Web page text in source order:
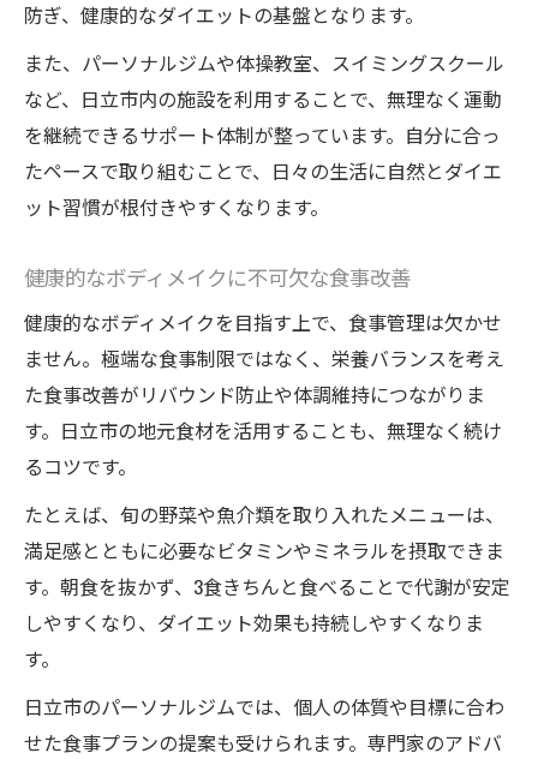
防ぎ、健康的なダイエットの基盤となります。
また、パーソナルジムや体操教室、スイミングスクール
など、日立市内の施設を利用することで、無理なく運動
を継続できるサポート体制が整っています。自分に合っ
たペースで取り組むことで、日々の生活に自然とダイエ
ット習慣が根付きやすくなります。
健康的なボディメイクに不可欠な食事改善
健康的なボディメイクを目指す上で、食事管理は欠かせ
ません。極端な食事制限ではなく、栄養バランスを考え
た食事改善がリバウンド防止や体調維持につながりま
す。日立市の地元食材を活用することも、無理なく続け
るコツです。
たとえば、旬の野菜や魚介類を取り入れたメニューは、
満足感とともに必要なビタミンやミネラルを摂取できま
す。朝食を抜かず、3食きちんと食べることで代謝が安定
しやすくなり、ダイエット効果も持続しやすくなりま
す。
日立市のパーソナルジムでは、個人の体質や目標に合わ
せた食事プランの提案も受けられます。専門家のアドバ